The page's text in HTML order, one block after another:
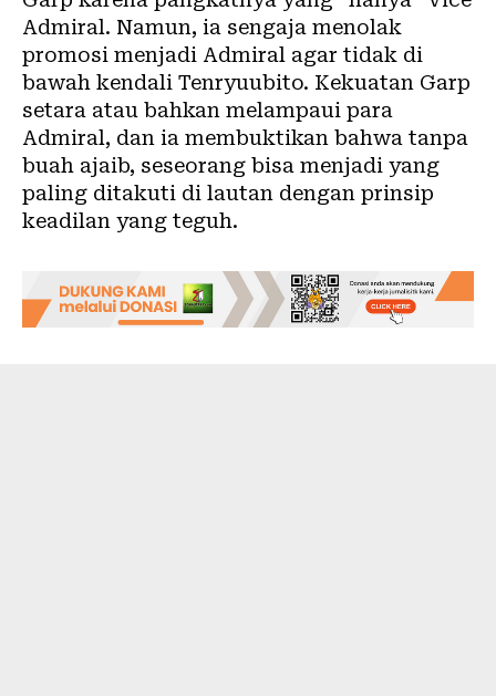
Admiral. Namun, ia sengaja menolak
promosi menjadi Admiral agar tidak di
bawah kendali Tenryuubito. Kekuatan Garp
setara atau bahkan melampaui para
Admiral, dan ia membuktikan bahwa tanpa
buah ajaib, seseorang bisa menjadi yang
paling ditakuti di lautan dengan prinsip
keadilan yang teguh.